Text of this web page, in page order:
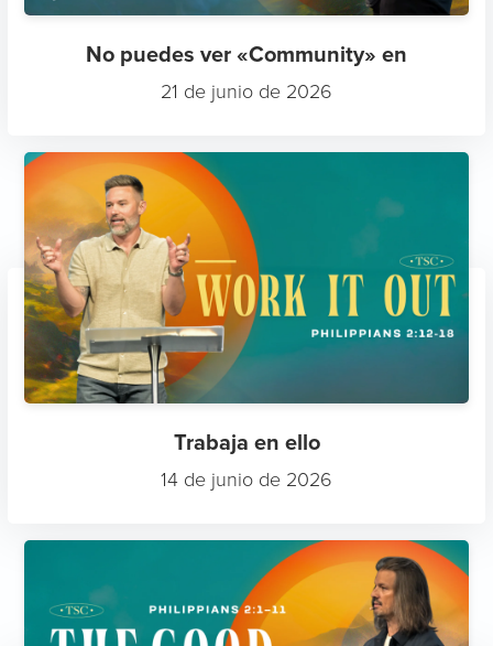
No puedes ver «Community» en
21 de junio de 2026
Trabaja en ello
14 de junio de 2026